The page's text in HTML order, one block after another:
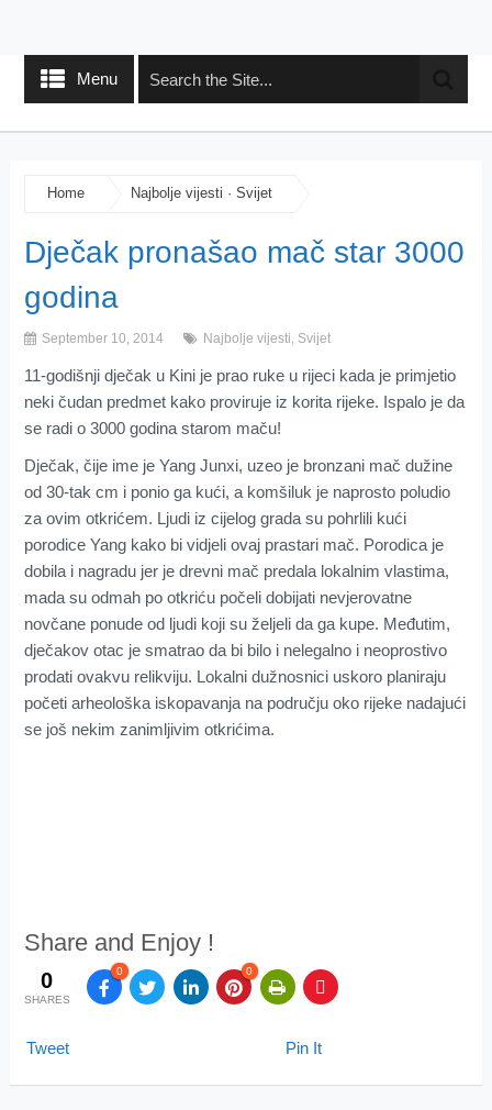
Menu
Home Najbolje vijesti · Svijet
Dječak pronašao mač star 3000
godina
September 10, 2014 Najbolje vijesti, Svijet
11-godišnji dječak u Kini je prao ruke u rijeci kada je primjetio
neki čudan predmet kako proviruje iz korita rijeke. Ispalo je da
se radi o 3000 godina starom maču!
Dječak, čije ime je Yang Junxi, uzeo je bronzani mač dužine
od 30-tak cm i ponio ga kući, a komšiluk je naprosto poludio
za ovim otkrićem. Ljudi iz cijelog grada su pohrlili kući
porodice Yang kako bi vidjeli ovaj prastari mač. Porodica je
dobila i nagradu jer je drevni mač predala lokalnim vlastima,
mada su odmah po otkriću počeli dobijati nevjerovatne
novčane ponude od ljudi koji su željeli da ga kupe. Međutim,
dječakov otac je smatrao da bi bilo i nelegalno i neoprostivo
prodati ovakvu relikviju. Lokalni dužnosnici uskoro planiraju
početi arheološka iskopavanja na području oko rijeke nadajući
se još nekim zanimljivim otkrićima.
Share and Enjoy !
0
SHARES
0 0
Tweet Pin It